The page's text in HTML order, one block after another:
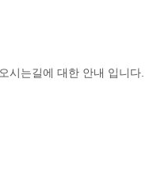
시는길에 대한 안내 입니다.